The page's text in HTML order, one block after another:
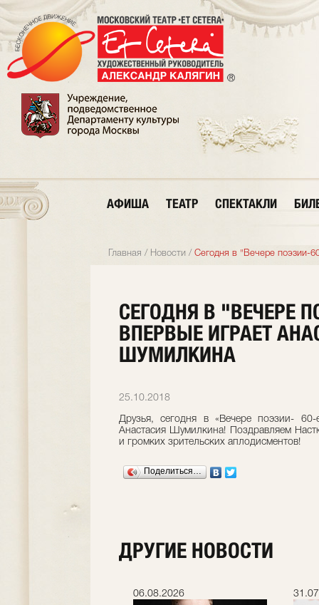
АФИША ТЕАТР СПЕКТАКЛИ
Главная / Новости / Сегодня в "Вечере поэзии-
СЕГОДНЯ В "ВЕЧЕРЕ
ВПЕРВЫЕ ИГРАЕТ
ШУМИЛКИНА
25.10.2018
Друзья, сегодня в «Вечере поэзии-
Анастасия Шумилкина! Поздравляем
и громких зрительских аплодисментов!
Поделиться…
ДРУГИЕ НОВОСТИ
06.08.2026